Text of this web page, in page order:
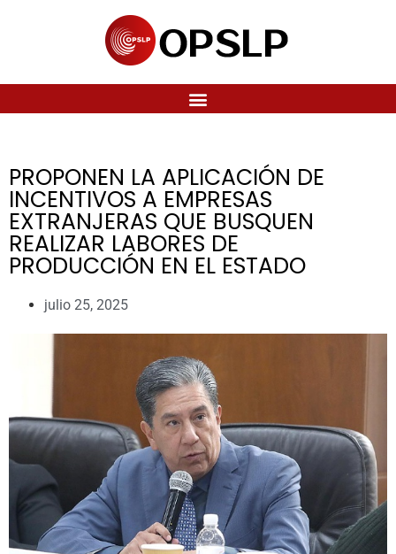
PROPONEN LA APLICACIÓN DE
INCENTIVOS A EMPRESAS
EXTRANJERAS QUE BUSQUEN
REALIZAR LABORES DE
PRODUCCIÓN EN EL ESTADO
julio 25, 2025